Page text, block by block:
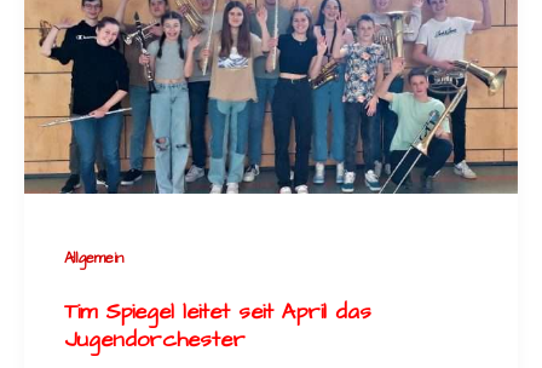
Allgemein
Tim Spiegel leitet seit April das
Jugendorchester